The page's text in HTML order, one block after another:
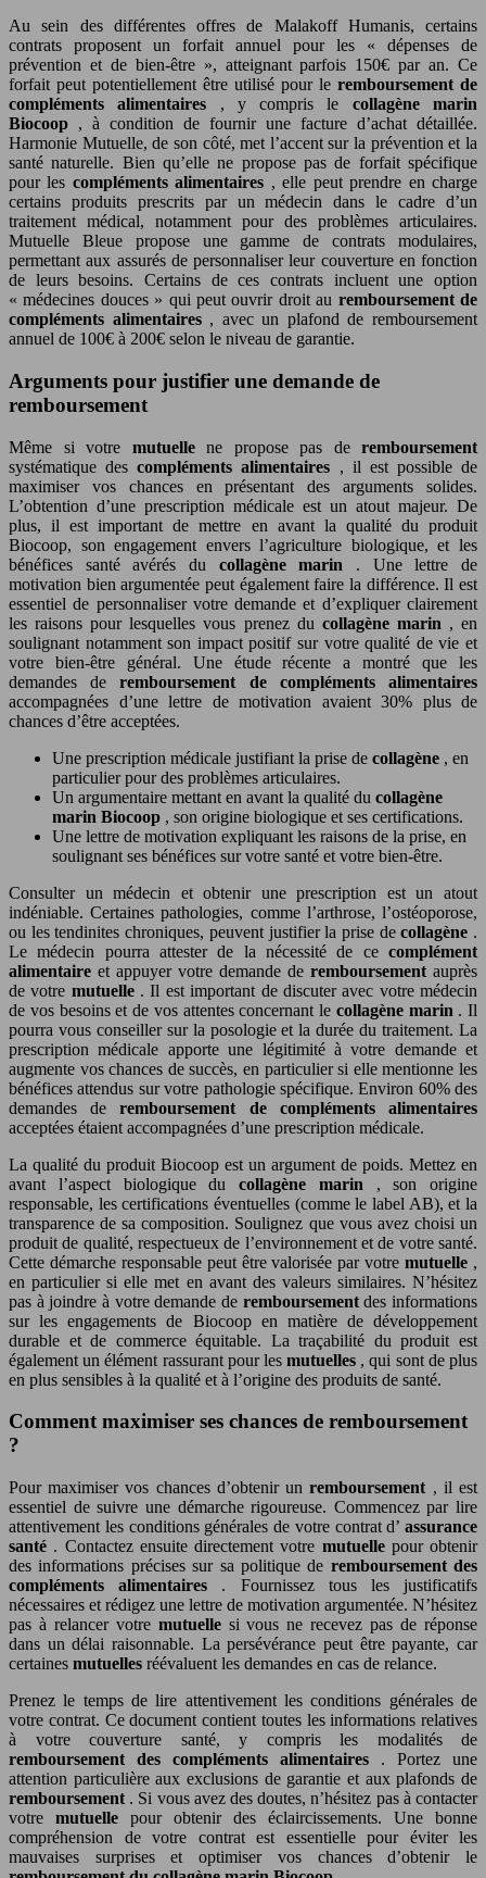
Au sein des différentes offres de Malakoff Humanis, certains
contrats proposent un forfait annuel pour les « dépenses de
prévention et de bien-être », atteignant parfois 150€ par an. Ce
forfait peut potentiellement être utilisé pour le remboursement de
compléments alimentaires , y compris le collagène marin
Biocoop , à condition de fournir une facture d’achat détaillée.
Harmonie Mutuelle, de son côté, met l’accent sur la prévention et la
santé naturelle. Bien qu’elle ne propose pas de forfait spécifique
pour les compléments alimentaires , elle peut prendre en charge
certains produits prescrits par un médecin dans le cadre d’un
traitement médical, notamment pour des problèmes articulaires.
Mutuelle Bleue propose une gamme de contrats modulaires,
permettant aux assurés de personnaliser leur couverture en fonction
de leurs besoins. Certains de ces contrats incluent une option
« médecines douces » qui peut ouvrir droit au remboursement de
compléments alimentaires , avec un plafond de remboursement
annuel de 100€ à 200€ selon le niveau de garantie.
Arguments pour justifier une demande de
remboursement
Même si votre mutuelle ne propose pas de remboursement
systématique descompléments alimentaires , il est possible de
maximiser vos chances en présentant des arguments solides.
L’obtention d’une prescription médicale est un atout majeur. De
plus, il est important de mettre en avant la qualité du produit
Biocoop, son engagement envers l’agriculture biologique, et les
bénéfices santé avérés du collagène marin . Une lettre de
motivation bien argumentée peut également faire la différence. Il est
essentiel de personnaliser votre demande et d’expliquer clairement
les raisons pour lesquelles vous prenez du collagène marin , en
soulignant notamment son impact positif sur votre qualité de vie et
votre bien-être général. Une étude récente a montré que les
demandes deremboursement de compléments alimentaires
accompagnées d’une lettre de motivation avaient 30% plus de
chances d’être acceptées.
Une prescription médicale justifiant la prise de collagène , en
particulier pour des problèmes articulaires.
Un argumentaire mettant en avant la qualité du collagène
marin Biocoop , son origine biologique et ses certifications.
Une lettre de motivation expliquant les raisons de la prise, en
soulignant ses bénéfices sur votre santé et votre bien-être.
Consulter un médecin et obtenir une prescription est un atout
indéniable. Certaines pathologies, comme l’arthrose, l’ostéoporose,
ou les tendinites chroniques, peuvent justifier la prise decollagène .
Le médecin pourra attester de la nécessité de ce complément
alimentaire et appuyer votre demande de remboursement auprès
de votre mutuelle . Il est important de discuter avec votre médecin
de vos besoins et de vos attentes concernant le collagène marin . Il
pourra vous conseiller sur la posologie et la durée du traitement. La
prescription médicale apporte une légitimité à votre demande et
augmente vos chances de succès, en particulier si elle mentionne les
bénéfices attendus sur votre pathologie spécifique. Environ 60% des
demandes deremboursement de compléments alimentaires
acceptées étaient accompagnées d’une prescription médicale.
La qualité du produit Biocoop est un argument de poids. Mettez en
avant l’aspect biologique du collagène marin , son origine
responsable, les certifications éventuelles (comme le label AB), et la
transparence de sa composition. Soulignez que vous avez choisi un
produit de qualité, respectueux de l’environnement et de votre santé.
Cette démarche responsable peut être valorisée par votremutuelle ,
en particulier si elle met en avant des valeurs similaires. N’hésitez
pas à joindre à votre demande de remboursementdes informations
sur les engagements de Biocoop en matière de développement
durable et de commerce équitable. La traçabilité du produit est
également un élément rassurant pour lesmutuelles , qui sont de plus
en plus sensibles à la qualité et à l’origine des produits de santé.
Comment maximiser ses chances de remboursement
?
Pour maximiser vos chances d’obtenir unremboursement , il est
essentiel de suivre une démarche rigoureuse. Commencez par lire
attentivement les conditions générales de votre contrat d’ assurance
santé . Contactez ensuite directement votre mutuelle pour obtenir
des informations précises sur sa politique de remboursement des
compléments alimentaires . Fournissez tous les justificatifs
nécessaires et rédigez une lettre de motivation argumentée. N’hésitez
pas à relancer votre mutuelle si vous ne recevez pas de réponse
dans un délai raisonnable. La persévérance peut être payante, car
certaines mutuelles réévaluent les demandes en cas de relance.
Prenez le temps de lire attentivement les conditions générales de
votre contrat. Ce document contient toutes les informations relatives
à votre couverture santé, y compris les modalités de
remboursement des compléments alimentaires . Portez une
attention particulière aux exclusions de garantie et aux plafonds de
remboursement . Si vous avez des doutes, n’hésitez pas à contacter
votre mutuelle pour obtenir des éclaircissements. Une bonne
compréhension de votre contrat est essentielle pour éviter les
mauvaises surprises et optimiser vos chances d’obtenir le